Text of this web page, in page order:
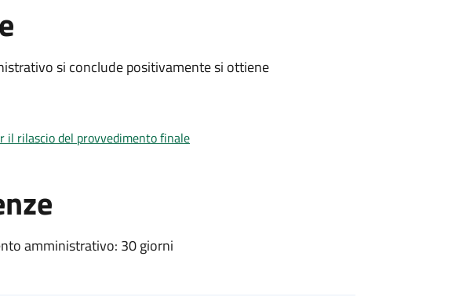
si conclude positivamente si ottiene
il rilascio del provvedimento finale
amministrativo: 30 giorni